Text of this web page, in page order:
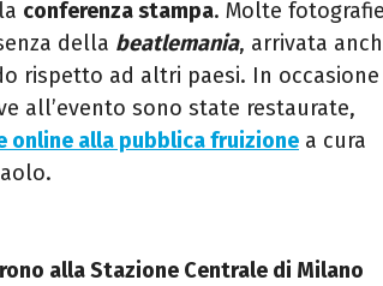
conferenza stampa. Molte fotografie
della beatlemania, arrivata
rispetto ad altri paesi. In
all’evento sono state restaurate,
online alla pubblica fruizione a cura
alla Stazione Centrale di Milano